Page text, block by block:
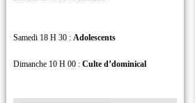
Samedi 18 H 30 : Adolescents
Dimanche 10 H 00 : Culte d’dominical